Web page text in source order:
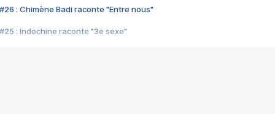
#26 : Chimène Badi raconte "Entre nous"
#25 : Indochine raconte "3e sexe"